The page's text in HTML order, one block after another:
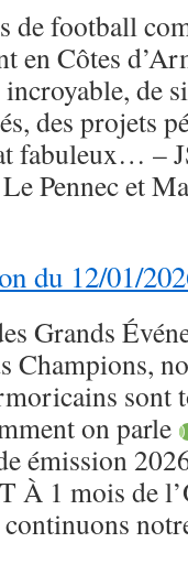
de football
en Côtes
de
des projets
fabuleux… –
Le Pennec et
du 12/01/
Grands
Champions,
sont
on parle
émission
À 1 mois de